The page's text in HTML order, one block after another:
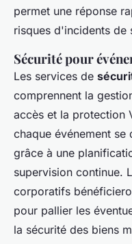
permet une réponse
risques d'incidents de
Sécurité pour
Les services de
comprennent la
accès et la protection
chaque événement
grâce à une
supervision continue.
corporatifs
pour pallier les
la sécurité des biens